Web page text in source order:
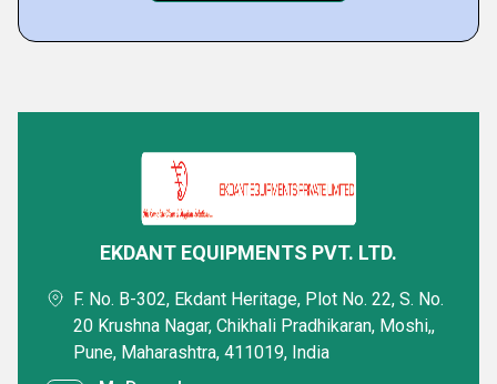
Industrial Vacuum Cleaner Model EEPL
EKDANT EQUIPMENTS PVT. LTD.
F. No. B-302, Ekdant Heritage, Plot No. 22, S. No.
20 Krushna Nagar, Chikhali Pradhikaran, Moshi,,
Pune, Maharashtra, 411019, India